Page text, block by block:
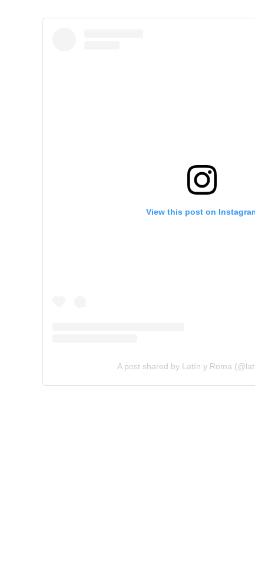
View this post on
A post shared by Latín y Roma